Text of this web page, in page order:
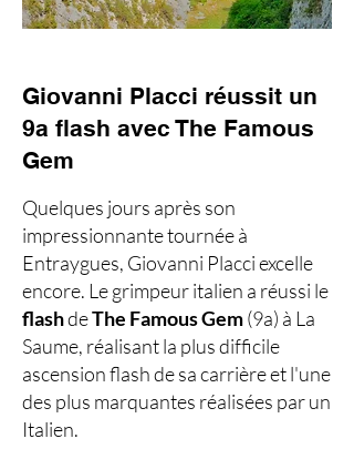
Giovanni Placci réussit un
9a flash avec The Famous
Gem
Quelques jours après son
impressionnante tournée à
Entraygues, Giovanni Placci excelle
encore. Le grimpeur italien a réussi le
flashdeThe Famous Gem(9a) à La
Saume, réalisant la plus difficile
ascension flash de sa carrière et l'une
des plus marquantes réalisées par un
Italien.